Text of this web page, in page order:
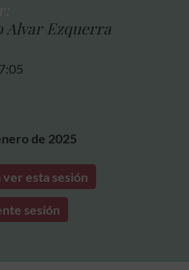
Alvar Ezquerra
de 2025
esta sesión
sesión